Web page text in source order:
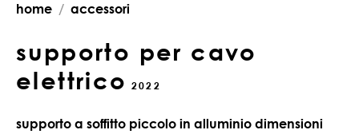
home accessori
supporto per cavo
elettrico 2022
supporto a soffitto piccolo in alluminio dimensioni